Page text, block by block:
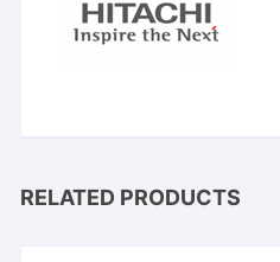
RELATED PRODUCTS